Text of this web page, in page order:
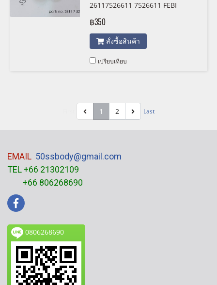
26117526611 7526611 FEBI
฿350
สั่งซื้อสินค้า
เปรียบเทียบ
1 2 Last
EMAIL 50ssbody@gmail.com
TEL +66 21302109
+66 806268690
0806268690